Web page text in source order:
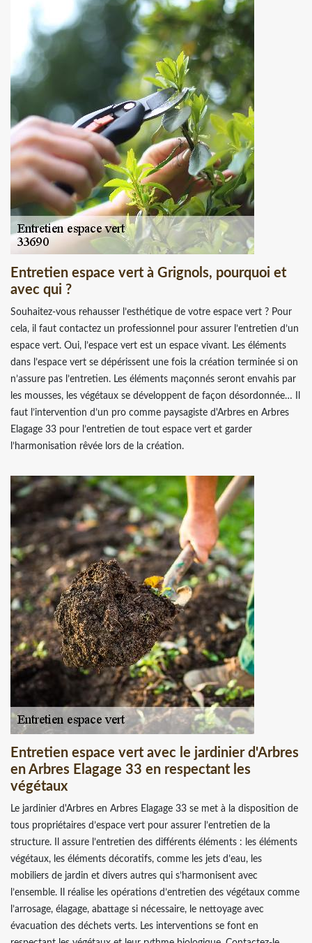
Entretien espace vert à Grignols, pourquoi et
avec qui ?
Souhaitez-vous rehausser l’esthétique de votre espace vert ? Pour
cela, il faut contactez un professionnel pour assurer l’entretien d’un
espace vert. Oui, l’espace vert est un espace vivant. Les éléments
dans l’espace vert se dépérissent une fois la création terminée si on
n’assure pas l’entretien. Les éléments maçonnés seront envahis par
les mousses, les végétaux se développent de façon désordonnée… Il
faut l’intervention d’un pro comme paysagiste d'Arbres en Arbres
Elagage 33 pour l’entretien de tout espace vert et garder
l’harmonisation rêvée lors de la création.
Entretien espace vert avec le jardinier d'Arbres
en Arbres Elagage 33 en respectant les
végétaux
Le jardinier d'Arbres en Arbres Elagage 33 se met à la disposition de
tous propriétaires d’espace vert pour assurer l’entretien de la
structure. Il assure l’entretien des différents éléments : les éléments
végétaux, les éléments décoratifs, comme les jets d’eau, les
mobiliers de jardin et divers autres qui s’harmonisent avec
l’ensemble. Il réalise les opérations d’entretien des végétaux comme
l’arrosage, élagage, abattage si nécessaire, le nettoyage avec
évacuation des déchets verts. Les interventions se font en